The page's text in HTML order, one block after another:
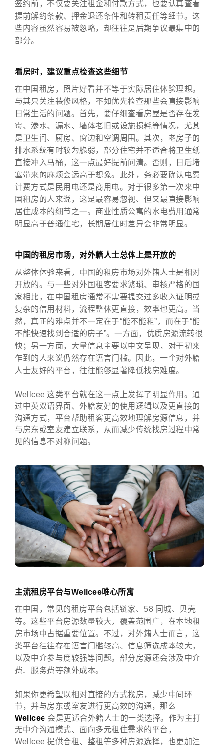
签约前，不仅要关注租金和付款方式，也要认真查看
提前解约条款、押金退还条件和转租责任等细节。这
些内容虽然容易被忽略，却往往是后期争议最集中的
部分。
看房时，建议重点检查这些细节
在中国租房，照片好看并不等于实际居住体验理想。
与其只关注装修风格，不如优先检查那些会直接影响
日常生活的问题。首先，要仔细查看房屋是否存在发
霉、渗水、漏水、墙体老旧或设施损耗等情况，尤其
是卫生间、厨房、窗边和空调周围。其次，老房子的
排水系统有时较为脆弱，部分住宅并不适合将卫生纸
直接冲入马桶，这一点最好提前问清。否则，日后堵
塞带来的麻烦会远高于想象。此外，务必要确认电费
计费方式是民用电还是商用电。对于很多第一次来中
国租房的人来说，这是最容易忽视、但又最直接影响
居住成本的细节之一。商业性质公寓的水电费用通常
明显高于普通住宅，长期居住时差异会非常明显。
中国的租房市场，对外籍人士总体上是开放的
从整体体验来看，中国的租房市场对外籍人士是相对
开放的。与一些对外国租客要求繁琐、审核严格的国
家相比，在中国租房通常不需要提交过多收入证明或
复杂的信用材料，流程整体更直接，效率也更高。当
然，真正的难点并不一定在于“能不能租”，而在于“能
不能快速找到合适的房子”。一方面，优质房源流转很
快；另一方面，大量信息主要以中文呈现，对于初来
乍到的人来说仍然存在语言门槛。因此，一个对外籍
人士友好的平台，往往能够显著降低找房难度。
Wellcee 这类平台就在这一点上发挥了明显作用。通
过中英双语界面、外籍友好的使用逻辑以及更直接的
沟通方式，平台帮助租客更高效地理解房源信息，并
与房东或室友建立联系，从而减少传统找房过程中常
见的信息不对称问题。
主流租房平台与Wellcee唯心所寓
在中国，常见的租房平台包括链家、58 同城、贝壳
等。这些平台房源数量较大，覆盖范围广，在本地租
房市场中占据重要位置。不过，对外籍人士而言，这
类平台往往存在语言门槛较高、信息筛选成本较大，
以及中介参与度较强等问题。部分房源还会涉及中介
费、服务费等额外成本。
如果你更希望以相对直接的方式找房，减少中间环
节，并与房东或室友进行更高效的沟通，那么
Wellcee 会是更适合外籍人士的一类选择。作为主打
无中介沟通模式、面向多元租住需求的平台，
Wellcee 提供合租、整租等多种房源选择，也更加注